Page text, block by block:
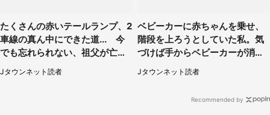
たくさんの赤いテールランプ、2
車線の真ん中にできた道... 今
でも忘れられない、祖父が亡く
なった夜に見た光景（30代女
性）
Jタウンネット読者
ベビーカーに赤ちゃんを乗せ、
階段を上ろうとしていた私。気
づけば手からベビーカーが消え
ていて（神奈川県・60代女性）
Jタウンネット読者
Recommended by